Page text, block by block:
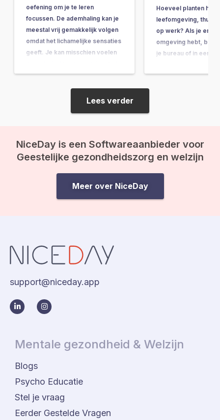
oefening om je te leren
focussen. De ademhaling kan je
meestal vrij gemakkelijk volgen
omdat het lichamelijke sensaties
geeft. Je kan misschien voelen
lucht kan kouder of warmer zijn.
Hoeveel planten heb
leefomgeving, thuis,
op werk? Als je er
omgeving hebt,
je bureau of in een
gemerkt hoe prettig
Lees verder
NiceDay is een Softwareaanbieder voor
Geestelijke gezondheidszorg en welzijn
Meer over NiceDay
support@niceday.app
Mentale gezondheid & Welzijn
Blogs
Psycho Educatie
Stel je vraag
Eerder Gestelde Vragen